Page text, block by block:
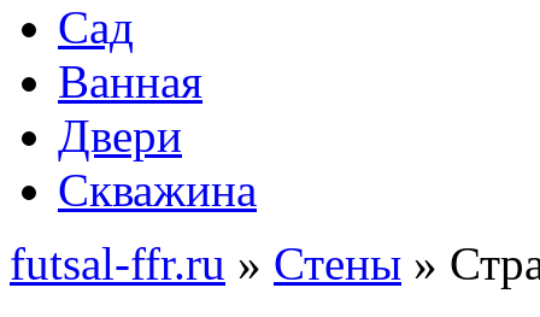
Сад
Ванная
Двери
Скважина
futsal-ffr.ru » Стены »